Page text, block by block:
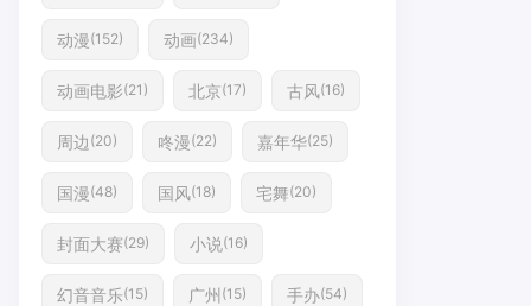
动漫(152) 动画(234)
动画电影(21) 北京(17) 古风(16)
周边 (20) 咚漫(22) 嘉年华(25)
国漫(48) 国风(18) 宅舞(20)
封面大赛(29) 小说(16)
幻音音乐(15) 广州 (15) 手办(54)